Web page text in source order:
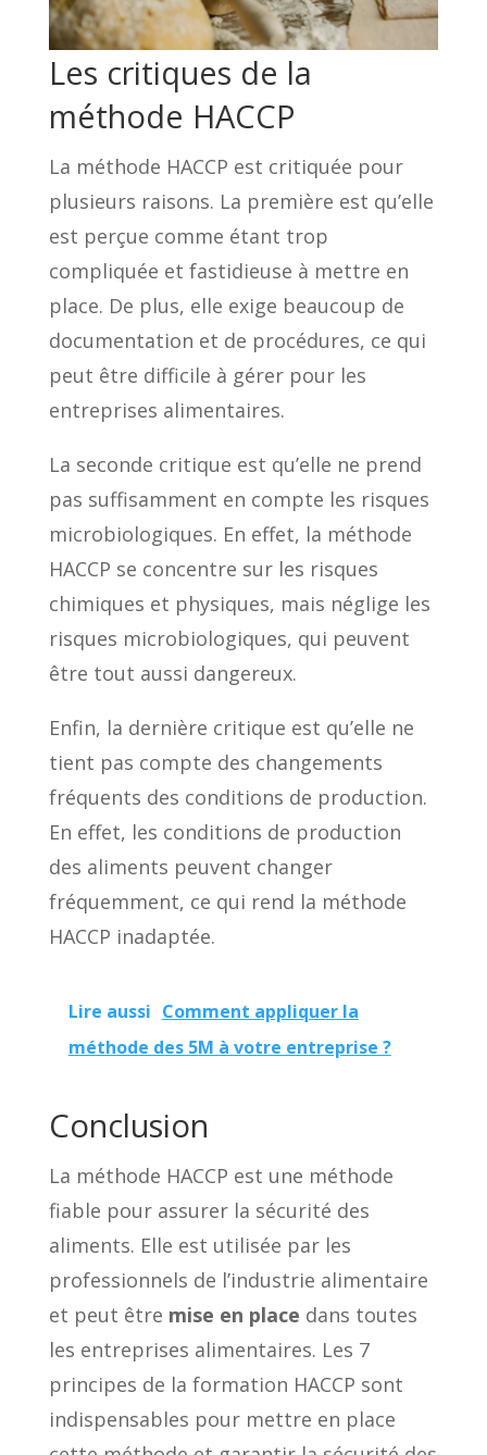
Les critiques de la
méthode HACCP
La méthode HACCP est critiquée pour
plusieurs raisons. La première est qu’elle
est perçue comme étant trop
compliquée et fastidieuse à mettre en
place. De plus, elle exige beaucoup de
documentation et de procédures, ce qui
peut être difficile à gérer pour les
entreprises alimentaires.
La seconde critique est qu’elle ne prend
pas suffisamment en compte les risques
microbiologiques. En effet, la méthode
HACCP se concentre sur les risques
chimiques et physiques, mais néglige les
risques microbiologiques, qui peuvent
être tout aussi dangereux.
Enfin, la dernière critique est qu’elle ne
tient pas compte des changements
fréquents des conditions de production.
En effet, les conditions de production
des aliments peuvent changer
fréquemment, ce qui rend la méthode
HACCP inadaptée.
Lire aussi Comment appliquer la
méthode des 5M à votre entreprise ?
Conclusion
La méthode HACCP est une méthode
fiable pour assurer la sécurité des
aliments. Elle est utilisée par les
professionnels de l’industrie alimentaire
et peut être mise en place dans toutes
les entreprises alimentaires. Les 7
principes de la formation HACCP sont
indispensables pour mettre en place